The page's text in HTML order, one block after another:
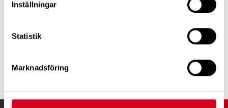
Inställningar
Statistik
Marknadsföring Tipsa